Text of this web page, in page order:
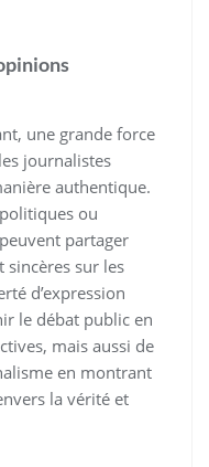
une grande force
journalistes
authentique.
ou
partager
sincères sur les
d’expression
le débat public en
mais aussi de
en montrant
la vérité et